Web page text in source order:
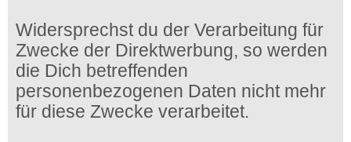
Widersprechst du der Verarbeitung für
Zwecke der Direktwerbung, so werden
die Dich betreffenden
personenbezogenen Daten nicht mehr
für diese Zwecke verarbeitet.